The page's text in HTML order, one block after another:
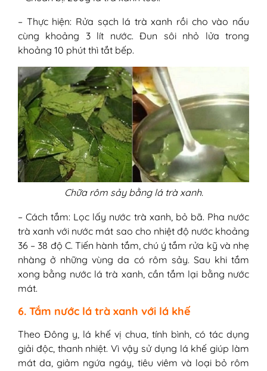
– Thực hiện: Rửa sạch lá trà xanh rồi cho vào nấu
cùng khoảng 3 lít nước. Đun sôi nhỏ lửa trong
khoảng 10 phút thì tắt bếp.
Chữa rôm sảy bằng lá trà xanh.
– Cách tắm: Lọc lấy nước trà xanh, bỏ bã. Pha nước
trà xanh với nước mát sao cho nhiệt độ nước khoảng
36 – 38 độ C. Tiến hành tắm, chú ý tắm rửa kỹ và nhẹ
nhàng ở những vùng da có rôm sảy. Sau khi tắm
xong bằng nước lá trà xanh, cần tắm lại bằng nước
mát.
6. Tắm nước lá trà xanh với lá khế
Theo Đông y, lá khế vị chua, tính bình, có tác dụng
giải độc, thanh nhiệt. Vì vậy sử dụng lá khế giúp làm
mát da, giảm ngứa ngáy, tiêu viêm và loại bỏ rôm